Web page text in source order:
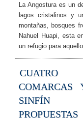
La Angostura es un
lagos cristalinos y
montañas, bosques
Nahuel Huapi, esta
un refugio para
CUATRO
COMARCAS
SINFÍN